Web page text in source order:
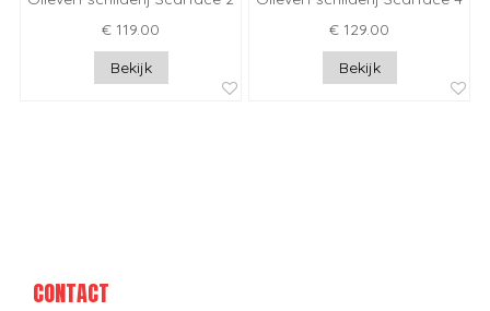
€ 119.00
Bekijk
€ 129.00
Bekijk
CONTACT